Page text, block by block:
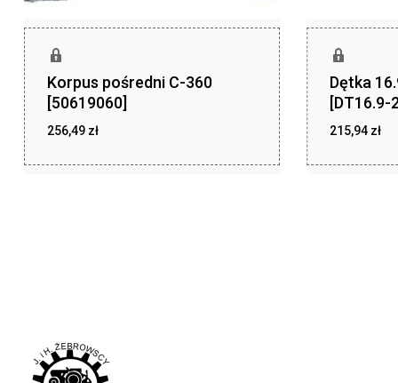
Korpus pośredni C-360
[50619060]
256,49 zł
Dętka
[DT16.9-
215,94 zł